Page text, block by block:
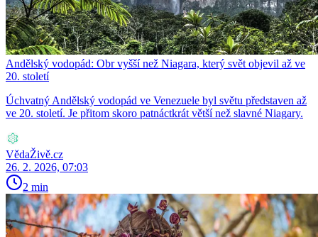
Andělský vodopád: Obr vyšší než Niagara, který svět objevil až ve
20. století
Úchvatný Andělský vodopád ve Venezuele byl světu představen až
ve 20. století. Je přitom skoro patnáctkrát větší než slavné Niagary.
VědaŽivě.cz
26. 2. 2026, 07:03
2 min